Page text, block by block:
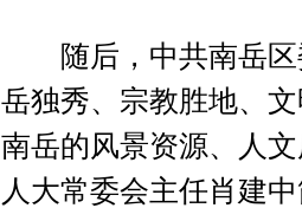
随后，中共南岳区
岳独秀、宗教胜地、
南岳的风景资源、人
人大常委会主任肖建